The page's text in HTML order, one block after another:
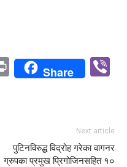
PrintShare
Next article
पुटिनविरुद्ध विद्रोह गरेका वागनर
ग्रुपका प्रमुख प्रिगोजिनसहित १०